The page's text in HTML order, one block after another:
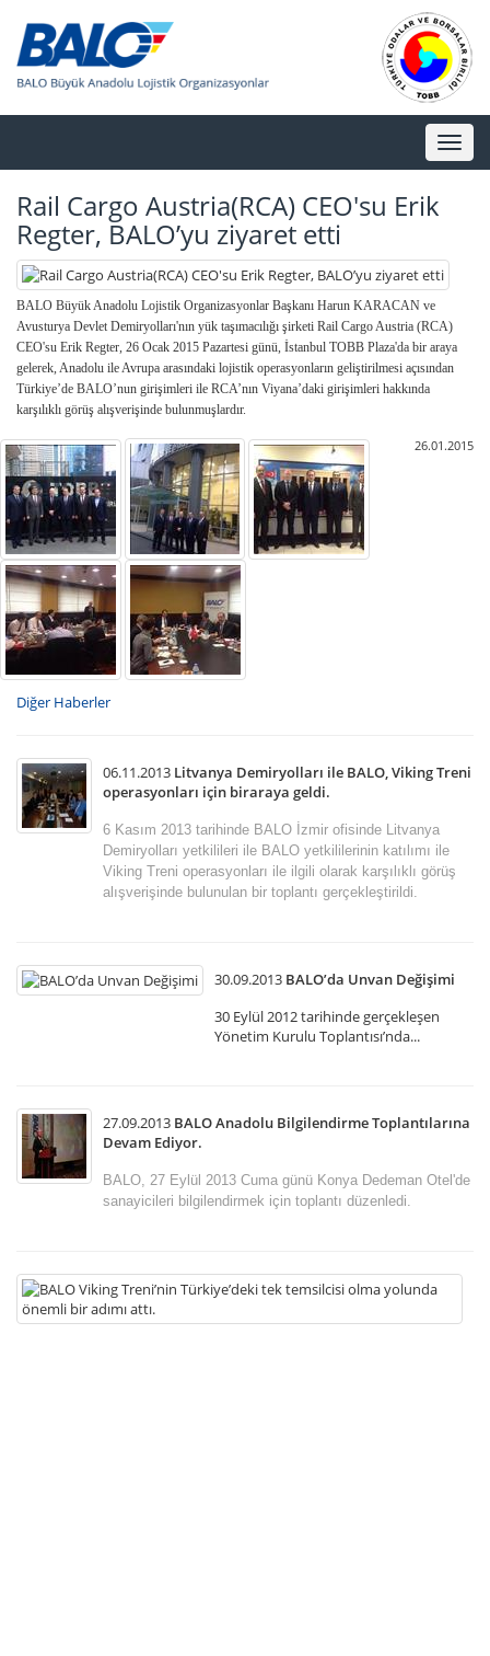
Toggle
Rail Cargo Austria(RCA) CEO'su Erik
Regter, BALO’yu ziyaret etti
BALO Büyük Anadolu Lojistik Organizasyonlar Başkanı Harun KARACAN ve
Avusturya Devlet Demiryolları'nın yük taşımacılığı şirketi Rail Cargo Austria (RCA)
CEO'su Erik Regter, 26 Ocak 2015 Pazartesi günü, İstanbul TOBB Plaza'da bir araya
gelerek, Anadolu ile Avrupa arasındaki lojistik operasyonların geliştirilmesi açısından
Türkiye’de BALO’nun girişimleri ile RCA’nın Viyana’daki girişimleri hakkında
karşılıklı görüş alışverişinde bulunmuşlardır.
26.01.2015
Diğer Haberler
06.11.2013 Litvanya Demiryolları ile BALO, Viking Treni
operasyonları için biraraya geldi.
6 Kasım 2013 tarihinde BALO İzmir ofisinde Litvanya
Demiryolları yetkilileri ile BALO yetkililerinin katılımı ile
Viking Treni operasyonları ile ilgili olarak karşılıklı görüş
alışverişinde bulunulan bir toplantı gerçekleştirildi.
30.09.2013 BALO’da Unvan Değişimi
30 Eylül 2012 tarihinde gerçekleşen
Yönetim Kurulu Toplantısı’nda...
27.09.2013 BALO Anadolu Bilgilendirme Toplantılarına
Devam Ediyor.
BALO, 27 Eylül 2013 Cuma günü Konya Dedeman Otel'de
sanayicileri bilgilendirmek için toplantı düzenledi.